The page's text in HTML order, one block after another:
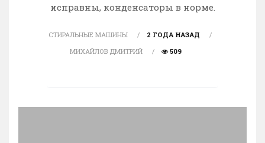
исправны, конденсаторы в норме.
СТИРАЛЬНЫЕ МАШИНЫ
2 ГОДА НАЗАД
МИХАЙЛОВ ДМИТРИЙ
509